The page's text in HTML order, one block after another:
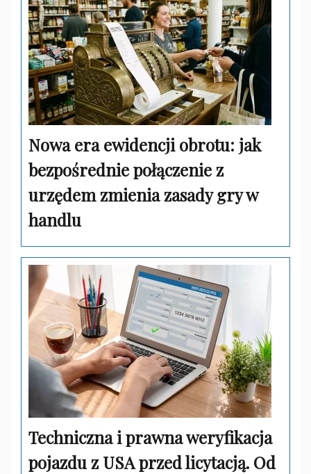
Nowa era ewidencji obrotu: jak
bezpośrednie połączenie z
urzędem zmienia zasady gry w
handlu
Techniczna i prawna weryfikacja
pojazdu z USA przed licytacją. Od